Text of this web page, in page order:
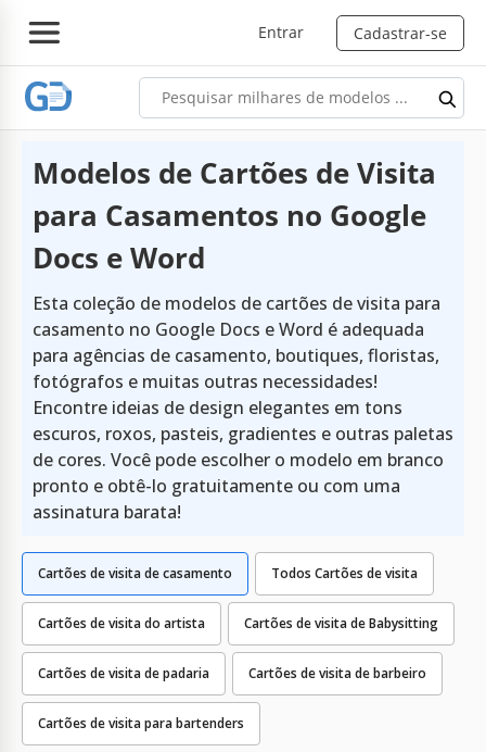
Entrar Cadastrar-se
Modelos de Cartões de Visita
para Casamentos no Google
Docs e Word
Esta coleção de modelos de cartões de visita para
casamento no Google Docs e Word é adequada
para agências de casamento, boutiques, floristas,
fotógrafos e muitas outras necessidades!
Encontre ideias de design elegantes em tons
escuros, roxos, pasteis, gradientes e outras paletas
de cores. Você pode escolher o modelo em branco
pronto e obtê-lo gratuitamente ou com uma
assinatura barata!
Todos Cartões de visita
Cartões de visita do artista Cartões de visita de Babysitting
Cartões de visita de padaria Cartões de visita de barbeiro
Cartões de visita para bartenders
Cartões de visita de casamento